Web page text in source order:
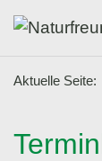
Aktuelle Seite: